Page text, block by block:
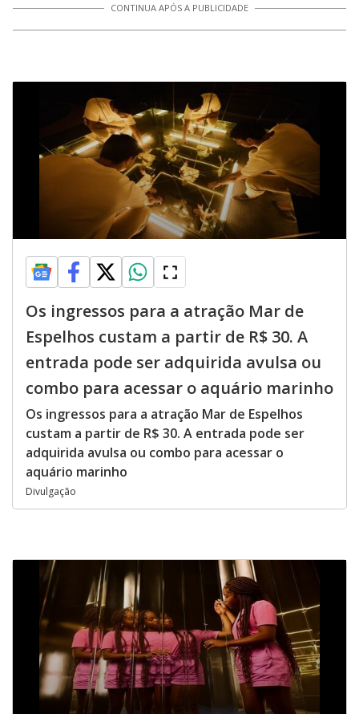
CONTINUA APÓS A PUBLICIDADE
Os ingressos para a atração Mar de
Espelhos custam a partir de R$ 30. A
entrada pode ser adquirida avulsa ou
combo para acessar o aquário marinho
Os ingressos para a atração Mar de Espelhos
custam a partir de R$ 30. A entrada pode ser
adquirida avulsa ou combo para acessar o
aquário marinho
Divulgação